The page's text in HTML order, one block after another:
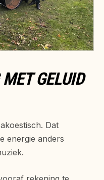
GELUID
Dat
energie anders